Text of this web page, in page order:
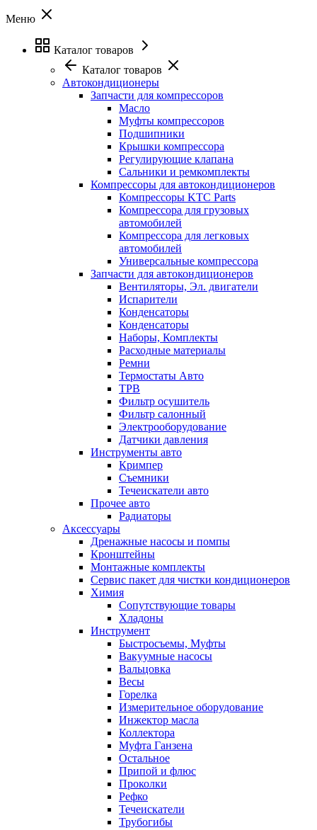
Меню
Каталог товаров
Каталог товаров
Автокондиционеры
Запчасти для компрессоров
Масло
Муфты компрессоров
Подшипники
Крышки компрессора
Регулирующие клапана
Сальники и ремкомплекты
Компрессоры для автокондиционеров
Компрессоры KTC Parts
Компрессора для грузовых
автомобилей
Компрессора для легковых
автомобилей
Универсальные компрессора
Запчасти для автокондиционеров
Вентиляторы, Эл. двигатели
Испарители
Конденсаторы
Конденсаторы
Наборы, Комплекты
Расходные материалы
Ремни
Термостаты Авто
ТРВ
Фильтр осушитель
Фильтр салонный
Электрооборудование
Датчики давления
Инструменты авто
Кримпер
Съемники
Течеискатели авто
Прочее авто
Радиаторы
Аксессуары
Дренажные насосы и помпы
Кронштейны
Монтажные комплекты
Сервис пакет для чистки кондиционеров
Химия
Сопутствующие товары
Хладоны
Инструмент
Быстросъемы, Муфты
Вакуумные насосы
Вальцовка
Весы
Горелка
Измерительное оборудование
Инжектор масла
Коллектора
Муфта Ганзена
Остальное
Припой и флюс
Проколки
Рефко
Течеискатели
Трубогибы